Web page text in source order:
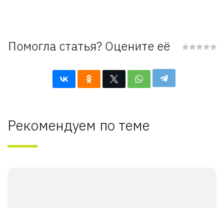
Помогла статья? Оцените её
Рекомендуем по теме